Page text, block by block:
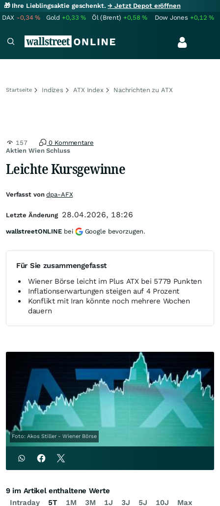
🎁 Ihre Lieblingsaktie geschenkt.→ Jetzt Depot eröffnen
DAX -0,34% Gold +0,33% Öl (Brent) +0,58% Dow Jones +0,12%
Startseite Indizes ATX Index Nachrichten zu ATX
Aktien Wien Schluss
157 0 Kommentare
Leichte Kursgewinne
Für Sie zusammengefasst
Wiener Börse leicht im Plus ATX bei 5779 Punkten
Inflationserwartungen steigen auf 4 Prozent
Konflikt mit Iran könnte noch mehrere Wochen
dauern
Foto: Akos Stiller - Wiener Börse
Verfasst vondpa-AFX
Letzte Änderung 28.04.2026, 18:26
wallstreetONLINE bei Google bevorzugen.
Intraday 5T 1M 3M 1J 3J 5J 10J Max
9 im Artikel enthaltene Werte